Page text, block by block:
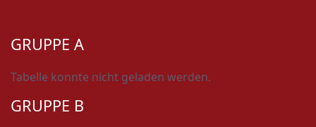
GRUPPE A
Tabelle konnte nicht geladen werden.
GRUPPE B